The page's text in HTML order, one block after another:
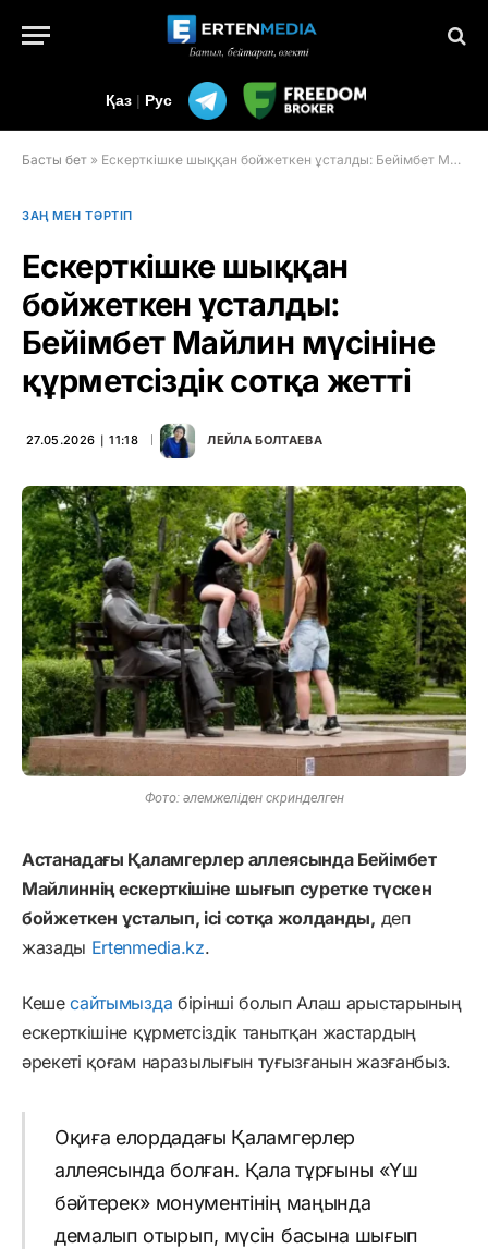
Қаз | Рус
Басты бет » Ескерткішке шыққан бойжеткен ұсталды: Бейімбет Майлин мүсініне құрметсіздік сотқа жетті
ЗАҢ МЕН ТӘРТІП
Ескерткішке шыққан
бойжеткен ұсталды:
Бейімбет Майлин мүсініне
құрметсіздік сотқа жетті
27.05.2026 ∣ 11:18 ЛЕЙЛА БОЛТАЕВА
Фото: әлемжеліден скринделген
Астанадағы Қаламгерлер аллеясында Бейімбет
Майлиннің ескерткішіне шығып суретке түскен
бойжеткен ұсталып, ісі сотқа жолданды, деп
жазады Ertenmedia.kz.
Кешесайтымызда бірінші болып Алаш арыстарының
ескерткішіне құрметсіздік танытқан жастардың
әрекеті қоғам наразылығын туғызғанын жазғанбыз.
Оқиға елордадағы Қаламгерлер
аллеясында болған. Қала тұрғыны «Үш
бәйтерек» монументінің маңында
демалып отырып, мүсін басына шығып